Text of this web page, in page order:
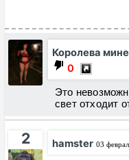
Королева
0
Это
свет отходит
2 hamster 03